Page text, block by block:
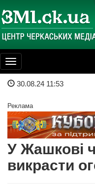
Toggle
navigation
30.08.24 11:53
Реклама
У Жашкові
викрасти